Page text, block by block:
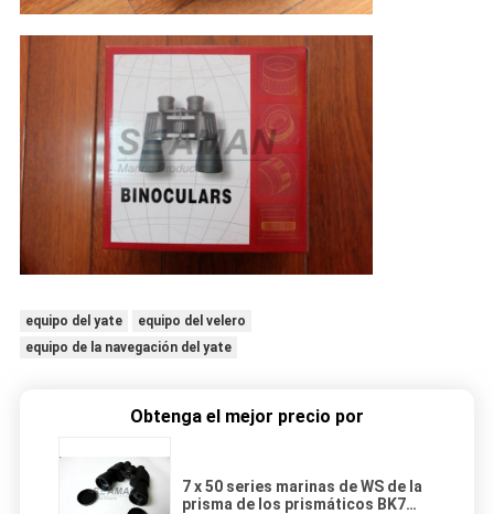
equipo del yate
equipo del velero
equipo de la navegación del yate
Obtenga el mejor precio por
7 x 50 series marinas de WS de la
prisma de los prismáticos BK7